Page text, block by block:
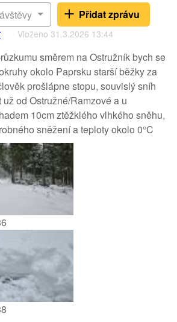
Přidat zprávu
Vloženo 31.3.2026 13:44
směrem na Ostružník bych se
okolo Paprsku starší běžky za
prošlápne stopu, souvislý sníh
od Ostružné/Ramzové a u
10cm ztěžklého vlhkého sněhu,
sněžení a teploty okolo 0°C